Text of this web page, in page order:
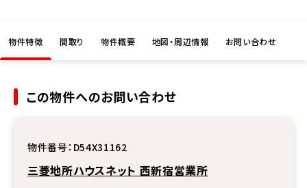
物件特徴 間取り 物件概要 地図・周辺情報 お問い合わせ
この物件へのお問い合わせ
物件番号： D54X31162
三菱地所ハウスネット 西新宿営業所